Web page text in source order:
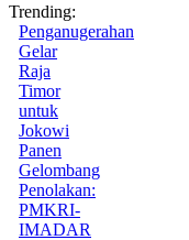
Trending:
Penganugerahan
Gelar
Raja
Timor
untuk
Jokowi
Panen
Gelombang
Penolakan:
PMKRI-
IMADAR